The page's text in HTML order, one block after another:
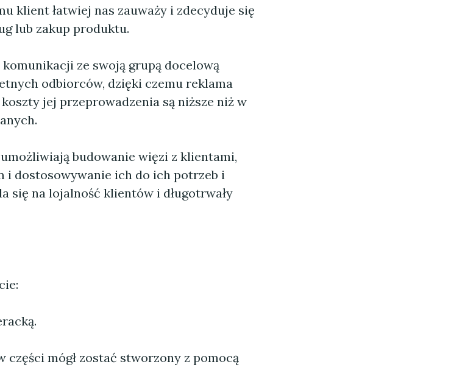
klient łatwiej nas zauważy i zdecyduje się
lub zakup produktu.
ze swoją grupą docelową
odbiorców, dzięki czemu reklama
jej przeprowadzenia są niższe niż w
budowanie więzi z klientami,
i dostosowywanie ich do ich potrzeb i
się na lojalność klientów i długotrwały
części mógł zostać stworzony z pomocą